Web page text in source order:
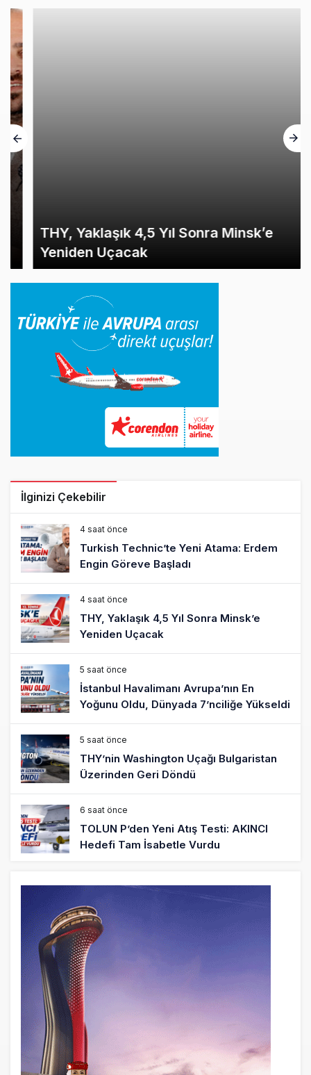
THY, Yaklaşık 4,5 Yıl Sonra Minsk’e
Yeniden Uçacak
İlginizi Çekebilir
4 saat önce
Turkish Technic’te Yeni Atama: Erdem
Engin Göreve Başladı
4 saat önce
THY, Yaklaşık 4,5 Yıl Sonra Minsk’e
Yeniden Uçacak
5 saat önce
İstanbul Havalimanı Avrupa’nın En
Yoğunu Oldu, Dünyada 7’nciliğe Yükseldi
5 saat önce
THY’nin Washington Uçağı Bulgaristan
Üzerinden Geri Döndü
6 saat önce
TOLUN P’den Yeni Atış Testi: AKINCI
Hedefi Tam İsabetle Vurdu
Türkiye’nin Milli Motor Projelerinde Yeni
Dönem: TEI TEKNOLOJİ Kuruldu
22 saat önce
SunExpress Günlük Yolcu Rekorunu 72
Bin 340’a Çıkardı
23 saat önce
İstanbul Havalimanı’nın 4. Pistinde İlk
Test Uçuşu Yapıldı